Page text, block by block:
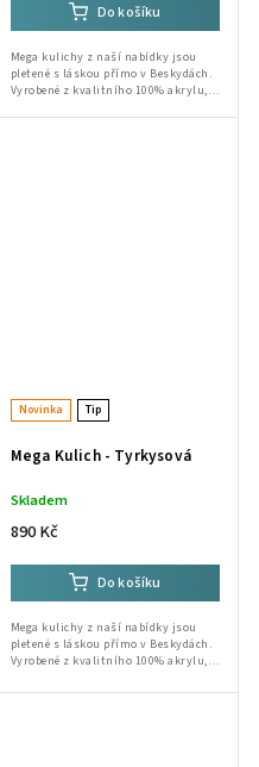
Do košíku
Mega kulichy z naší nabídky jsou
pletené s láskou přímo v Beskydách.
Vyrobené z kvalitního 100% akrylu,
Ruční výroba od babičky a Lidušky...
Novinka Tip
Mega Kulich - Tyrkysová
Skladem
890 Kč
Do košíku
Mega kulichy z naší nabídky jsou
pletené s láskou přímo v Beskydách.
Vyrobené z kvalitního 100% akrylu,
Ruční výroba od babičky a Lidušky...